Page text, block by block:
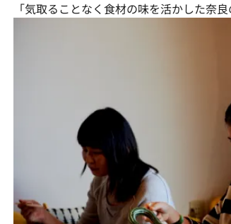
「気取ることなく食材の味を活かした奈